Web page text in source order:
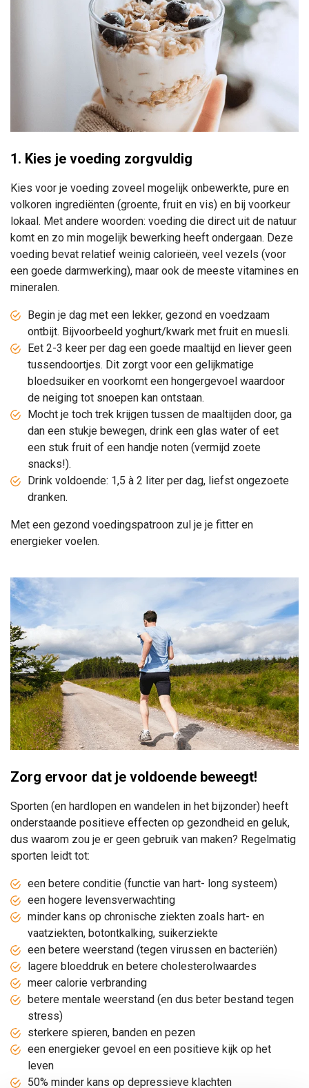
1. Kies je voeding zorgvuldig
Kies voor je voeding zoveel mogelijk onbewerkte, pure en
volkoren ingrediënten (groente, fruit en vis) en bij voorkeur
lokaal. Met andere woorden: voeding die direct uit de natuur
komt en zo min mogelijk bewerking heeft ondergaan. Deze
voeding bevat relatief weinig calorieën, veel vezels (voor
een goede darmwerking), maar ook de meeste vitamines en
mineralen.
Begin je dag met een lekker, gezond en voedzaam
ontbijt. Bijvoorbeeld yoghurt/kwark met fruit en muesli.
Eet 2-3 keer per dag een goede maaltijd en liever geen
tussendoortjes. Dit zorgt voor een gelijkmatige
bloedsuiker en voorkomt een hongergevoel waardoor
de neiging tot snoepen kan ontstaan.
Mocht je toch trek krijgen tussen de maaltijden door, ga
dan een stukje bewegen, drink een glas water of eet
een stuk fruit of een handje noten (vermijd zoete
snacks!).
Drink voldoende: 1,5 à 2 liter per dag, liefst ongezoete
dranken.
Met een gezond voedingspatroon zul je je fitter en
energieker voelen.
Zorg ervoor dat je voldoende beweegt!
Sporten (en hardlopen en wandelen in het bijzonder) heeft
onderstaande positieve effecten op gezondheid en geluk,
dus waarom zou je er geen gebruik van maken? Regelmatig
sporten leidt tot:
een betere conditie (functie van hart- long systeem)
een hogere levensverwachting
minder kans op chronische ziekten zoals hart- en
vaatziekten, botontkalking, suikerziekte
een betere weerstand (tegen virussen en bacteriën)
lagere bloeddruk en betere cholesterolwaardes
meer calorie verbranding
betere mentale weerstand (en dus beter bestand tegen
stress)
sterkere spieren, banden en pezen
een energieker gevoel en een positieve kijk op het
leven
50% minder kans op depressieve klachten